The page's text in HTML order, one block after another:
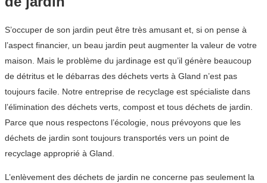
S’occuper de son jardin peut être très amusant et, si on pense à
l’aspect financier, un beau jardin peut augmenter la valeur de votre
maison. Mais le problème du jardinage est qu’il génère beaucoup
de détritus et le débarras des déchets verts à Gland n’est pas
toujours facile. Notre entreprise de recyclage est spécialiste dans
l’élimination des déchets verts, compost et tous déchets de jardin.
Parce que nous respectons l’écologie, nous prévoyons que les
déchets de jardin sont toujours transportés vers un point de
recyclage approprié à Gland.
L’enlèvement des déchets de jardin ne concerne pas seulement la